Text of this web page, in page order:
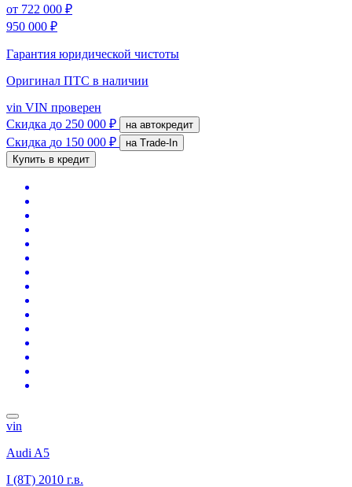
от 722 000 ₽
950 000 ₽
Гарантия юридической чистоты
Оригинал ПТС в наличии
vin VIN проверен
Скидка до 250 000 ₽ на автокредит
Скидка до 150 000 ₽
на Trade-In
Купить в кредит
vin
Audi A5
I (8T) 2010 г.в.